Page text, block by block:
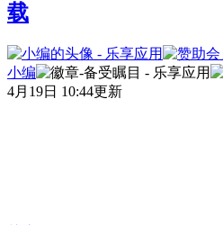
载
小编
4月19日 10:44更新